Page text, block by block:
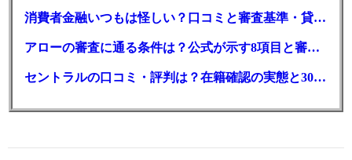
消費者金融いつもは怪しい？口コミと審査基準・貸付条件を調査
アローの審査に通る条件は？公式が示す8項目と審査時間
セントラルの口コミ・評判は？在籍確認の実態と30日金利0円の落とし穴